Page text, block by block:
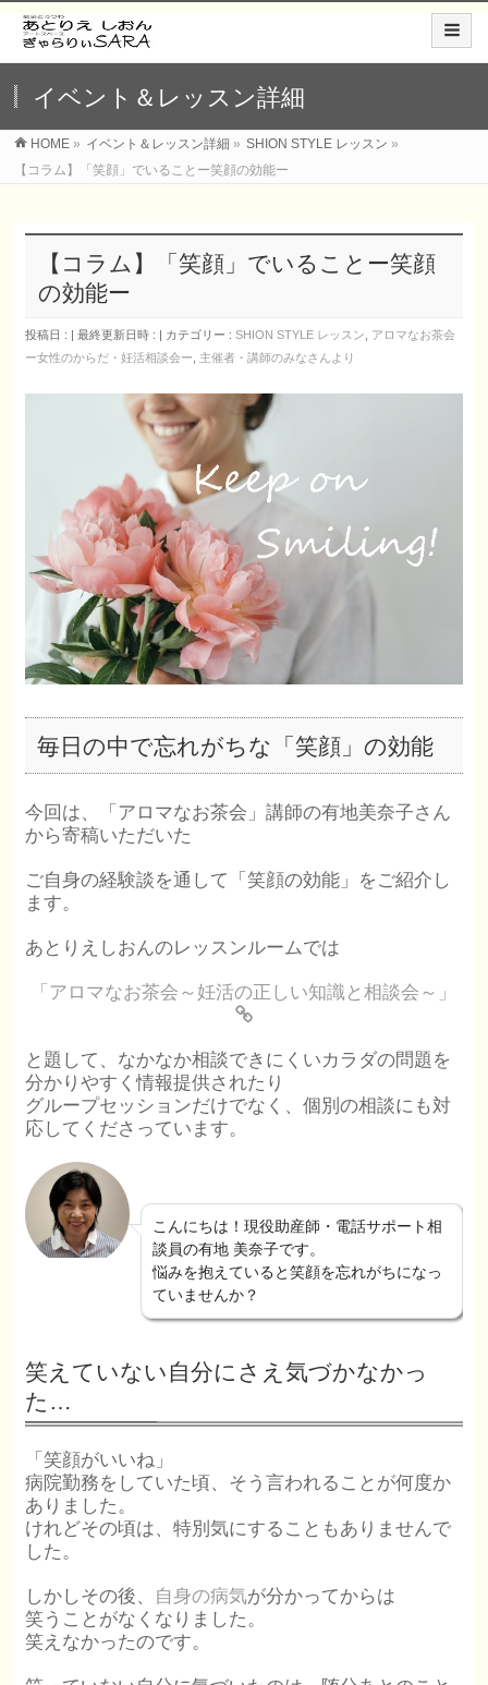
イベント＆レッスン詳細
HOME » イベント＆レッスン詳細 » SHION STYLE レッスン »
【コラム】「笑顔」でいることー笑顔の効能ー
【コラム】「笑顔」でいることー笑顔
の効能ー
投稿日 : 最終更新日時 : カテゴリー :SHION STYLE レッスン
アロマなお茶会
ー女性のからだ・妊活相談会ー
主催者・講師のみなさんより
毎日の中で忘れがちな「笑顔」の効能
今回は、「アロマなお茶会」講師の有地美奈子さん
から寄稿いただいた
ご自身の経験談を通して「笑顔の効能」をご紹介し
ます。
あとりえしおんのレッスンルームでは
「アロマなお茶会～妊活の正しい知識と相談会～」
と題して、なかなか相談できにくいカラダの問題を
分かりやすく情報提供されたり
グループセッションだけでなく、個別の相談にも対
応してくださっています。
こんにちは！現役助産師・電話サポート相
談員の有地 美奈子です。
悩みを抱えていると笑顔を忘れがちになっ
ていませんか？
笑えていない自分にさえ気づかなかっ
た…
「笑顔がいいね」
病院勤務をしていた頃、そう言われることが何度か
ありました。
けれどその頃は、特別気にすることもありませんで
した。
しかしその後、 自身の病気が分かってからは
笑うことがなくなりました。
笑えなかったのです。